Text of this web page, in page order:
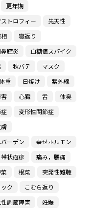
更年期
トロフィー
先天性
寝返り
腔炎
血糖値スパイク
秋バテ
マスク
重 日焼け
紫外線
心臓 舌
体臭
変形性関節症
ーデン
幸せホルモン
帯状疱疹
痛み，腰痛
根菜
突発性難聴
ク
こむら返り
調節障害
妊娠